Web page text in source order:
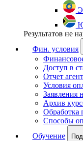
Результатов не
Фин. условия
Доступ в
Отчет
Условия
Заявления
Архив
Обработка
Способы
Обучение